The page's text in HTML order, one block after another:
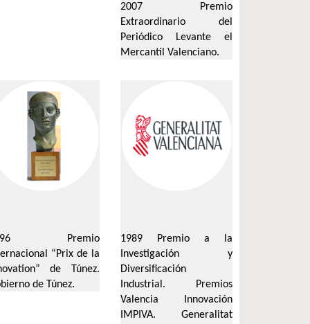
2007
Premio
Extraordinario del
Periódico
Levante el
Mercantil Valenciano.
Premio
“Prix de la
” de Túnez.
de Túnez.
1989 Premio a la
Investigación y
Diversificación
Industrial. Premios
Valencia Innovación
IMPIVA. Generalitat